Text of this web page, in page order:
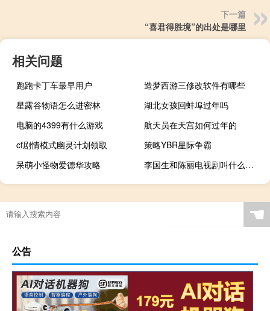
下一篇
“喜君得胜境”的出处是哪里
相关问题
跑跑卡丁车最早用户
造梦西游三修改软件有哪些
星露谷物语怎么进密林
湖北女孩回蚌埠过年吗
电脑的4399有什么游戏
航天员在天宫如何过年的
cf剧情模式幽灵计划领取
策略YBR星际争霸
呆萌小怪物爱德华攻略
李国生和陈丽电视剧叫什么名字（李国生）
☚
公告